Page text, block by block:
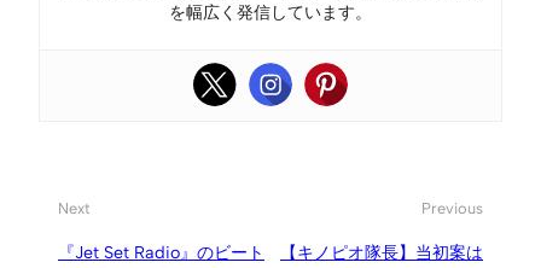
を幅広く発信しています。
Next
『Jet Set Radio』のビート
Previous
【キノピオ隊長】当初案は